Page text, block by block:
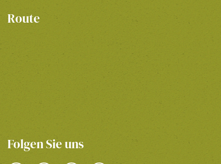
Route
Folgen Sie uns